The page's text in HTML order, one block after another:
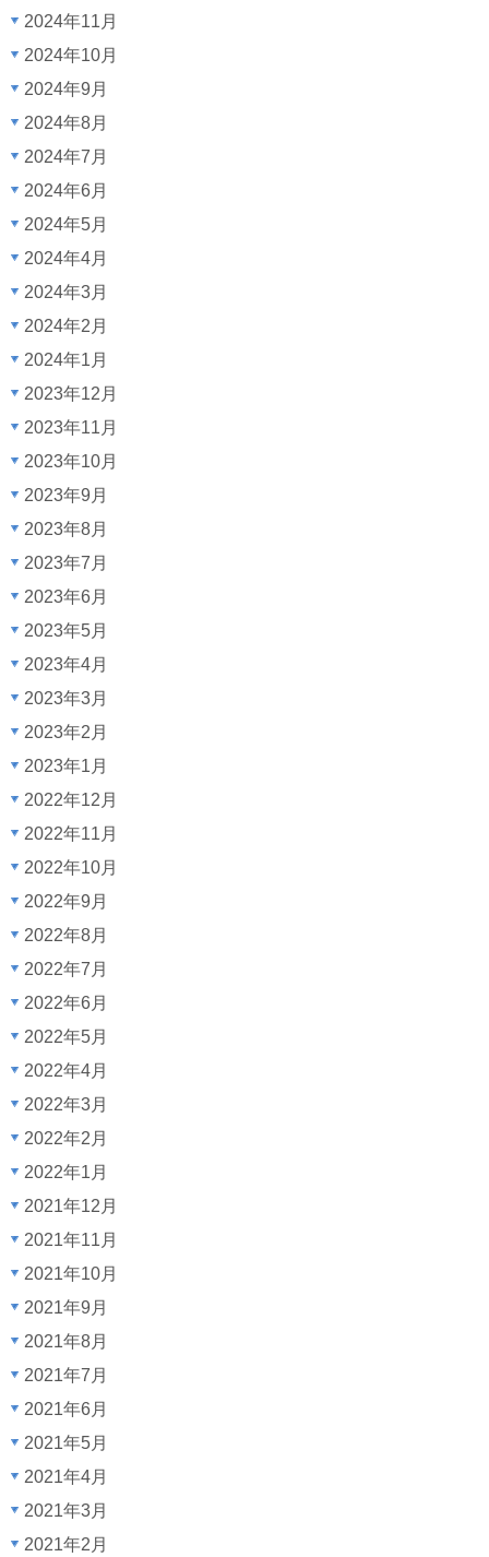
2024年11月
2024年10月
2024年9月
2024年8月
2024年7月
2024年6月
2024年5月
2024年4月
2024年3月
2024年2月
2024年1月
2023年12月
2023年11月
2023年10月
2023年9月
2023年8月
2023年7月
2023年6月
2023年5月
2023年4月
2023年3月
2023年2月
2023年1月
2022年12月
2022年11月
2022年10月
2022年9月
2022年8月
2022年7月
2022年6月
2022年5月
2022年4月
2022年3月
2022年2月
2022年1月
2021年12月
2021年11月
2021年10月
2021年9月
2021年8月
2021年7月
2021年6月
2021年5月
2021年4月
2021年3月
2021年2月